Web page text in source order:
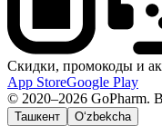
Скидки, промокоды и
App StoreGoogle Play
© 2020–2026 GoPharm.
Ташкент O‘zbekcha